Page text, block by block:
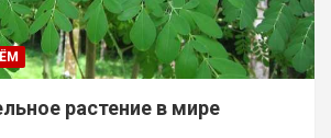
растение в мире